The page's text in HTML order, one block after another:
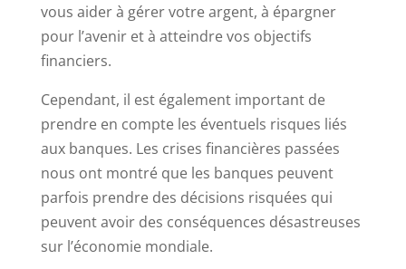
vous aider à gérer votre argent, à épargner
pour l’avenir et à atteindre vos objectifs
financiers.
Cependant, il est également important de
prendre en compte les éventuels risques liés
aux banques. Les crises financières passées
nous ont montré que les banques peuvent
parfois prendre des décisions risquées qui
peuvent avoir des conséquences désastreuses
sur l’économie mondiale.